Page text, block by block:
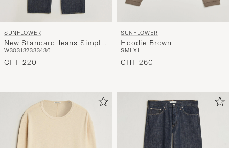
SUNFLOWER
New Standard Jeans Simple
Rinse
W303132333436
CHF 220
SUNFLOWER
Hoodie Brown
SMLXL
CHF 260